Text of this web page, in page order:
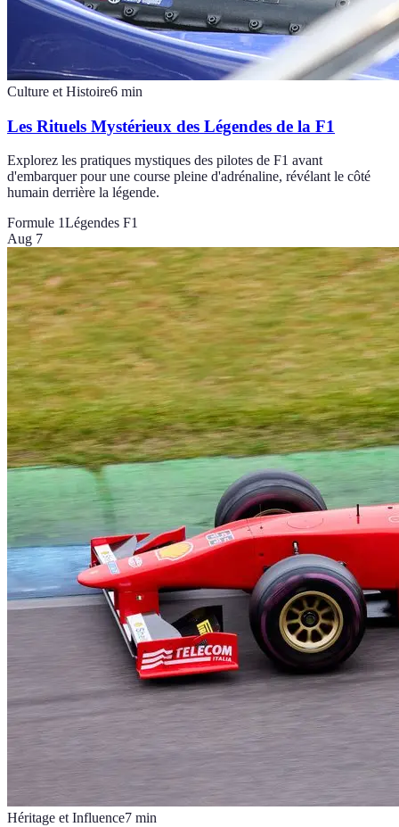
Culture et Histoire6 min
Les Rituels Mystérieux des Légendes de la F1
Explorez les pratiques mystiques des pilotes de F1 avant
d'embarquer pour une course pleine d'adrénaline, révélant le côté
humain derrière la légende.
Formule 1Légendes F1
Aug 7
Héritage et Influence7 min